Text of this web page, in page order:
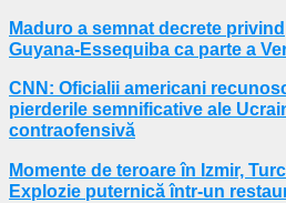
Maduro a semnat decrete privind
Guyana-Essequiba ca parte a
CNN: Oficialii americani
pierderile semnificative ale
contraofensivă
Momente de teroare în Izmir,
Explozie puternică într-un